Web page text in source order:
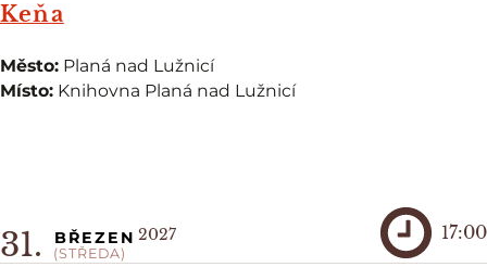
Keňa
Město: Planá nad Lužnicí
Místo: Knihovna Planá nad Lužnicí
31. BŘEZEN
(STŘEDA)
2027 17:00